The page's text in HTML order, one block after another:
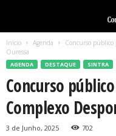
Início Agenda
Concurso público
Ouressa
AGENDA DESTAQUE SINTRA
Concurso
Complexo
3 de Junho, 2025 702